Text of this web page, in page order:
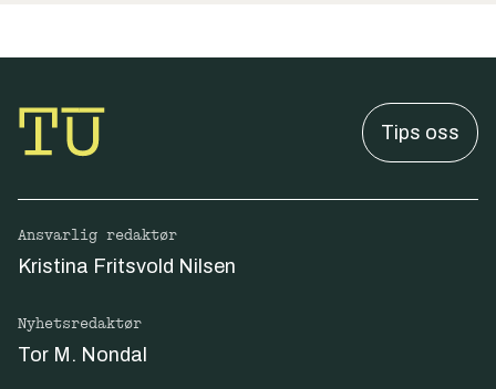
Tips oss
Ansvarlig redaktør
Kristina Fritsvold Nilsen
Nyhetsredaktør
Tor M. Nondal